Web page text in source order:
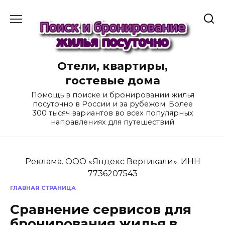
содержанию
Отели, квартиры,
гостевые дома
Помощь в поиске и бронировании жилья
посуточно в России и за рубежом. Более
300 тысяч вариантов во всех популярных
направлениях для путешествий
Реклама. ООО «Яндекс Вертикали». ИНН
7736207543
ГЛАВНАЯ СТРАНИЦА
Сравнение сервисов для